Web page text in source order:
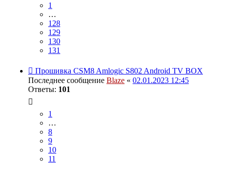
1
…
128
129
130
131
Прошивка CSM8 Amlogic S802 Android TV BOX
Последнее сообщение Blaze « 02.01.2023 12:45
Ответы: 101
1
…
8
9
10
11